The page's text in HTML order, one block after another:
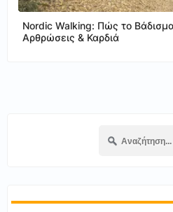
Nordic Walking: Πώς το
Αρθρώσεις & Καρδιά